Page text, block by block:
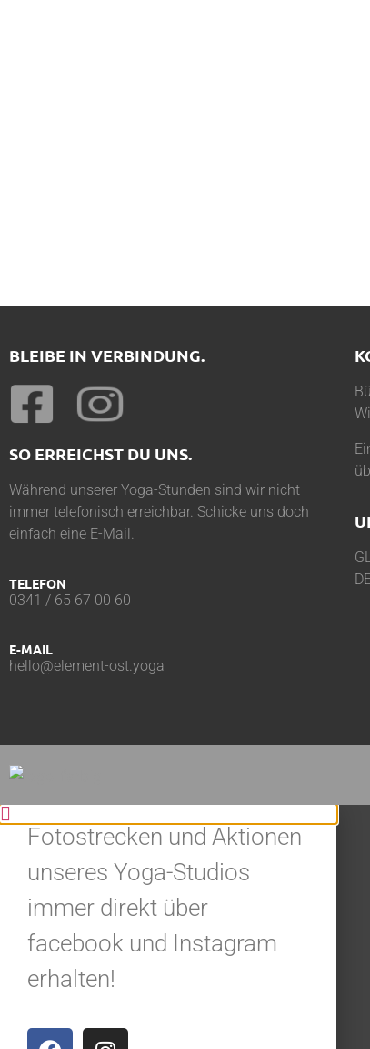
BLEIBE IN VERBINDUNG.
SO ERREICHST DU UNS.
Während unserer Yoga-Stunden sind wir nicht
immer telefonisch erreichbar. Schicke uns doch
einfach eine E-Mail.
TELEFON
0341 / 65 67 00 60
E-MAIL
hello@element-ost.yoga
VERBINDUNG.
Jetzt alle Neuigkeiten,
Fotostrecken und Aktionen
unseres Yoga-Studios
immer direkt über
facebook und Instagram
erhalten!